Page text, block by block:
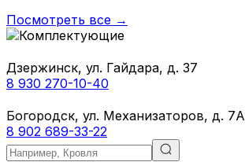
Посмотреть все →
Дзержинск, ул. Гайдара, д. 37
8 930 270-10-40
Богородск, ул. Механизаторов, д. 7А
8 902 689-33-22